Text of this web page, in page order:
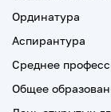
Ординатура
Аспирантура
Среднее
Общее